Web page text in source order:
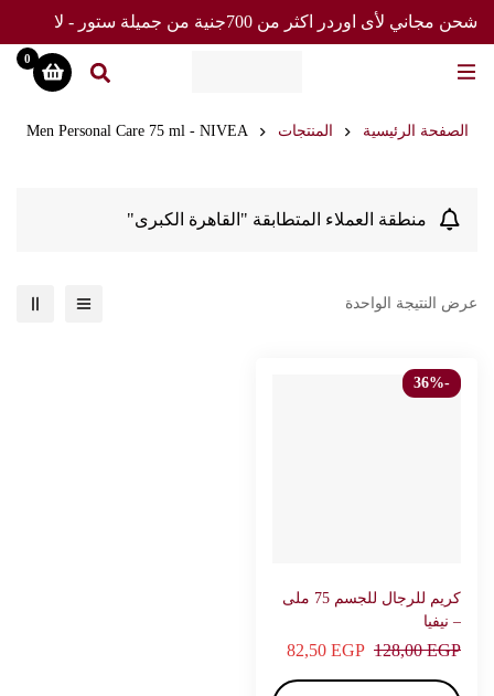
شحن مجاني لأى اوردر اكثر من 700جنية من جميلة ستور - لا
تفوت العرض
0
الصفحة الرئيسية المنتجات Men Personal Care 75 ml - NIVEA
منطقة العملاء المتطابقة "القاهرة الكبرى"
عرض النتيجة الواحدة
-36%
كريم للرجال للجسم 75 ملى
– نيفيا
128,00EGP
82,50 EGP